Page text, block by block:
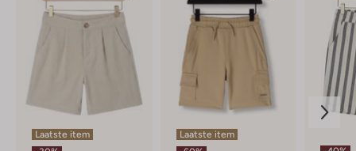
Laatste item
Laatste item